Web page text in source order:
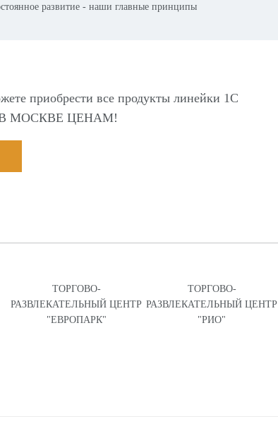
развитие - наши главные принципы
приобрести все продукты линейки 1С
МОСКВЕ ЦЕНАМ!
ТОРГОВО-
РАЗВЛЕКАТЕЛЬНЫЙ ЦЕНТР
"ЕВРОПАРК"
ТОРГОВО-
РАЗВЛЕКАТЕЛЬНЫЙ ЦЕНТР
"РИО"